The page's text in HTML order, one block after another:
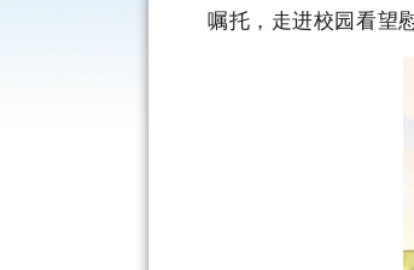
嘱托，走进校园看望